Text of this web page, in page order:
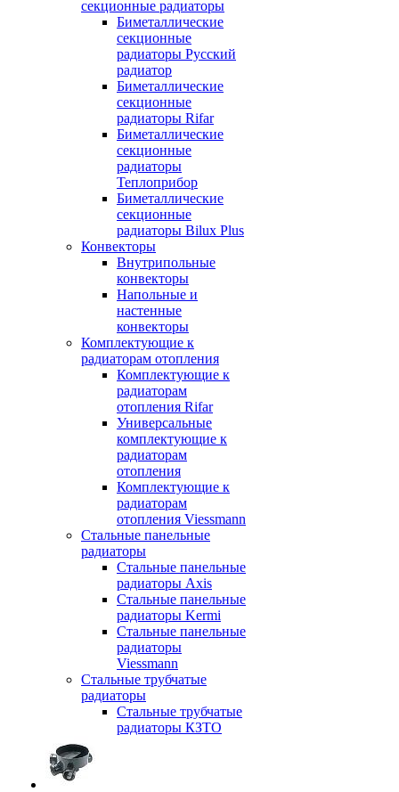
секционные радиаторы
Биметаллические
секционные
радиаторы Русский
радиатор
Биметаллические
секционные
радиаторы Rifar
Биметаллические
секционные
радиаторы
Теплоприбор
Биметаллические
секционные
радиаторы Bilux Plus
Конвекторы
Внутрипольные
конвекторы
Напольные и
настенные
конвекторы
Комплектующие к
радиаторам отопления
Комплектующие к
радиаторам
отопления Rifar
Универсальные
комплектующие к
радиаторам
отопления
Комплектующие к
радиаторам
отопления Viessmann
Стальные панельные
радиаторы
Стальные панельные
радиаторы Axis
Стальные панельные
радиаторы Kermi
Стальные панельные
радиаторы
Viessmann
Стальные трубчатые
радиаторы
Стальные трубчатые
радиаторы КЗТО